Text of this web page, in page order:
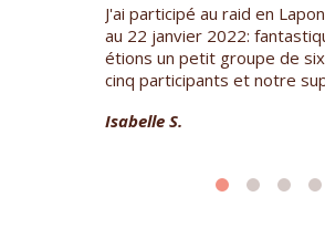
J'ai participé au raid en
au 22 janvier 2022:
étions un petit groupe de
cinq participants et notre
Isabelle S.